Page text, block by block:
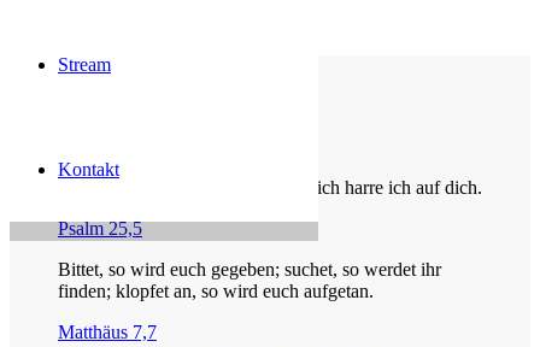
Stream
Kontakt
Du bist der Gott, der mir hilft; täglich harre ich auf dich.
Psalm 25,5
Bittet, so wird euch gegeben; suchet, so werdet ihr
finden; klopfet an, so wird euch aufgetan.
Matthäus 7,7